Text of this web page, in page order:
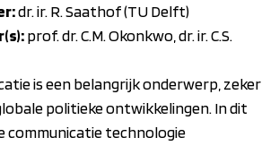
dr. ir. R. Saathof (TU Delft)
prof. dr. C.M. Okonkwo, dr. ir. C.S.
is een belangrijk onderwerp, zeker
politieke ontwikkelingen. In dit
communicatie technologie